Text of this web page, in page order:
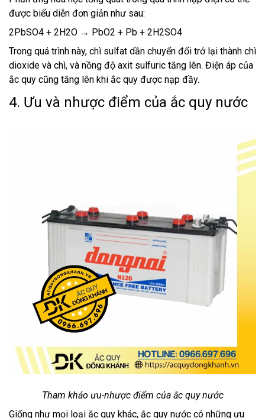
được biểu diễn đơn giản như sau:
2PbSO4 + 2H2O → PbO2 + Pb + 2H2SO4
Trong quá trình này, chì sulfat dần chuyển đổi trở lại thành chì
dioxide và chì, và nồng độ axit sulfuric tăng lên. Điện áp của
ắc quy cũng tăng lên khi ắc quy được nạp đầy.
4. Ưu và nhược điểm của ắc quy nước
Tham khảo ưu-nhược điểm của ắc quy nước
Giống như mọi loại ắc quy khác, ắc quy nước có những ưu